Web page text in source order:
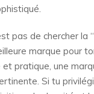
pas de chercher la
marque pour
pratique, une
Si tu